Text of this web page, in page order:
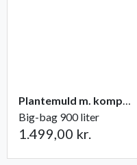
Plantemuld m. kompost fra Champost
Big-bag 900 liter
1.499,00 kr.